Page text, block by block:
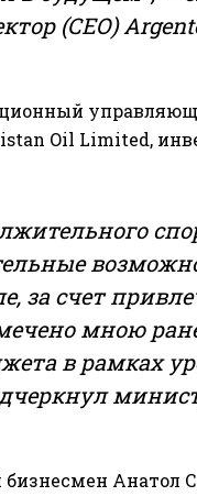
(СЕО)
Oil Limited,
за счет
мною
в рамках
Анатол